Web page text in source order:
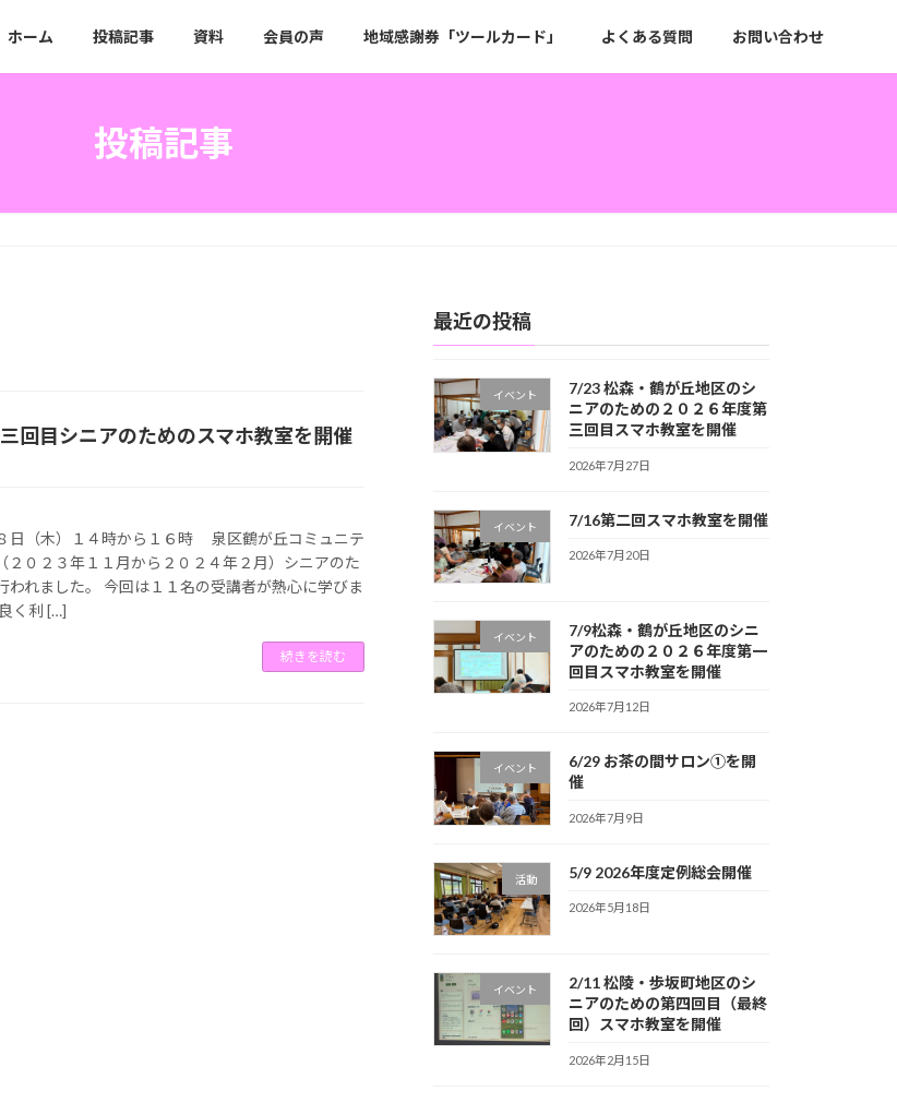
ホーム 投稿記事 資料 会員の声 地域感謝券「ツールカード」 よくある質問 お問い合わせ
投稿記事
回目シニアのためのスマホ教室を開催
日（木）１４時から１６時 泉区鶴が丘コミュニテ
２０２３年１１月から２０２４年２月）シニアのた
われました。 今回は１１名の受講者が熱心に学びま
く利 […]
続きを読む
最近の投稿
イベント
7/23 松森・鶴が丘地区のシ
ニアのための２０２６年度第
三回目スマホ教室を開催
2026年7月27日
イベント 7/16第二回スマホ教室を開催
2026年7月20日
イベント
7/9松森・鶴が丘地区のシニ
アのための２０２６年度第一
回目スマホ教室を開催
2026年7月12日
イベント
6/29 お茶の間サロン①を開
催
2026年7月9日
活動 5/9 2026年度定例総会開催
2026年5月18日
イベント
2/11 松陵・歩坂町地区のシ
ニアのための第四回目（最終
回）スマホ教室を開催
2026年2月15日